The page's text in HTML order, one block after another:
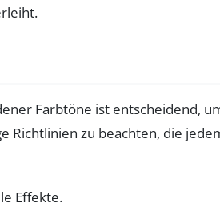
Farbtöne ist entscheidend,
Richtlinien zu beachten, die
Effekte.